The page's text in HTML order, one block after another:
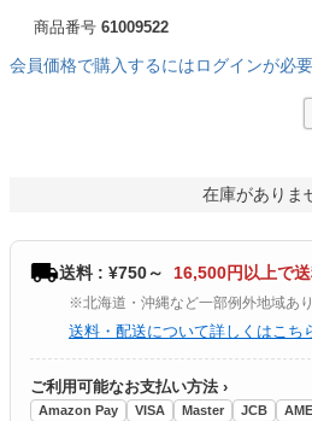
商品番号 61009522
会員価格で購入するにはログインが必要
在庫がありま
送料 : ¥750～ 16,500円以上で
※北海道・沖縄など一部例外地域あり
送料・配送について詳しくはこち
ご利用可能なお支払い方法 ›
Amazon Pay VISA Master JCB